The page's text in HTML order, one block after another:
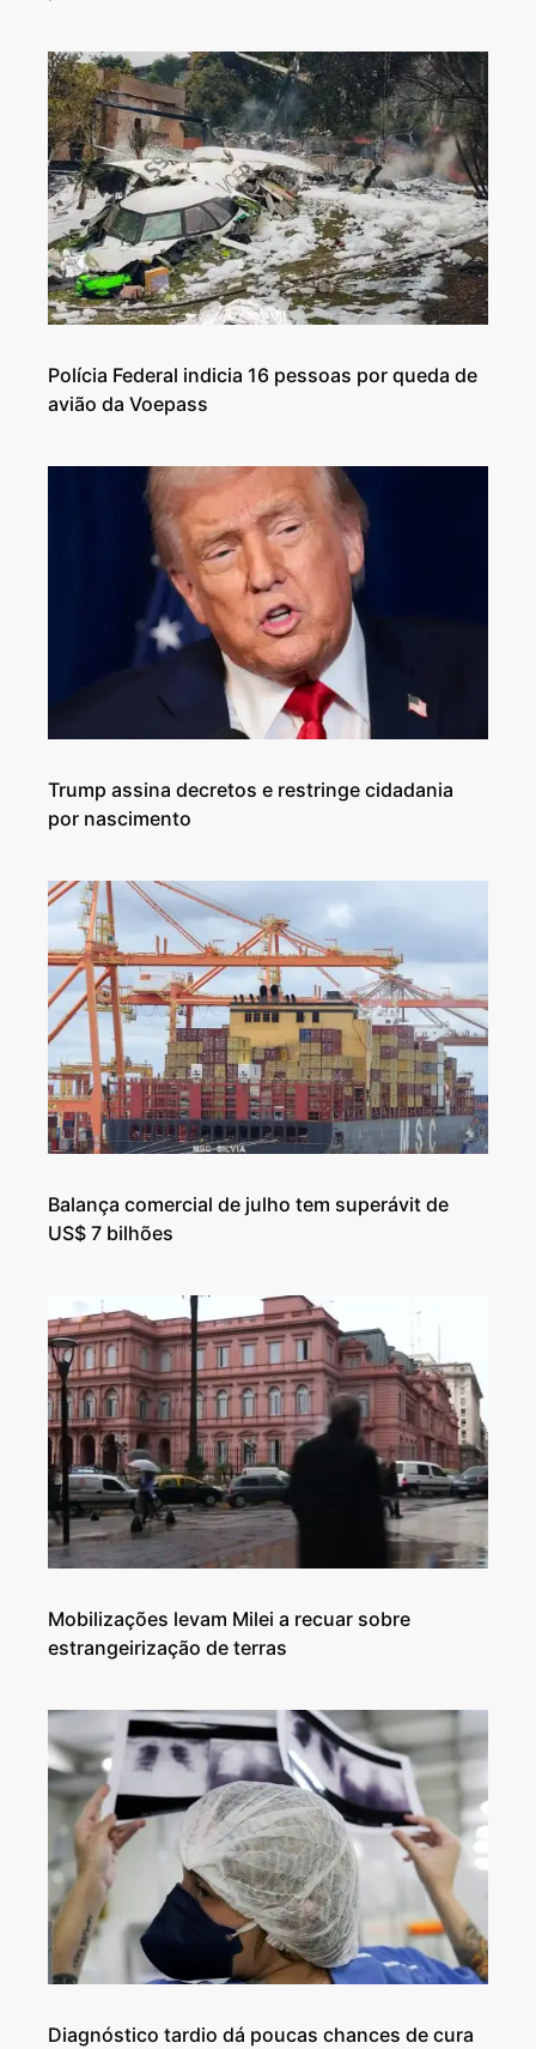
Polícia Federal indicia 16 pessoas por queda de
avião da Voepass
Trump assina decretos e restringe cidadania
por nascimento
Balança comercial de julho tem superávit de
US$ 7 bilhões
Mobilizações levam Milei a recuar sobre
estrangeirização de terras
Diagnóstico tardio dá poucas chances de cura